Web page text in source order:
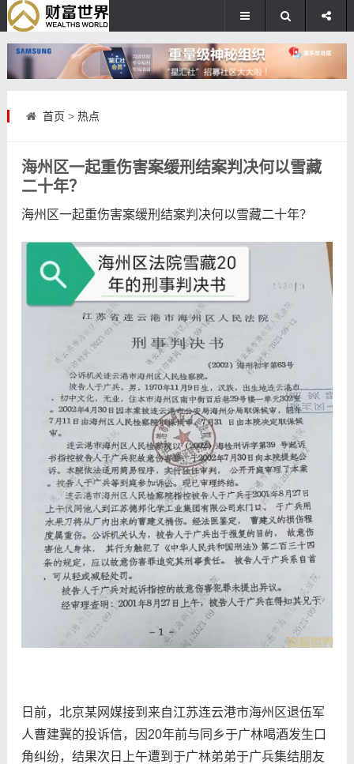
首页 > 热点
海州区一起重伤害案缓刑结案判决何以雪藏
二十年？
海州区一起重伤害案缓刑结案判决何以雪藏二十年？
日前，北京某网媒接到来自江苏连云港市海州区退伍军
人曹建冀的投诉信，因20年前与同乡于广林喝酒发生口
角纠纷，结果次日上午遭到于广林弟弟于广兵集结朋友